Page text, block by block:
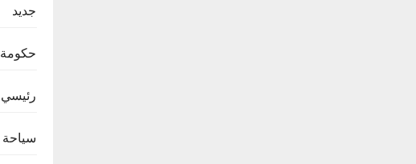
جديد
حكومة
رئيسي
سياحة